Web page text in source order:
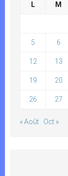
L M
5 6
12 13
19 20
26 27
« Août Oct »